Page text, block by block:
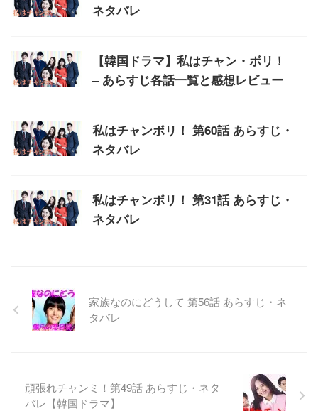
ネタバレ
【韓国ドラマ】私はチャン・ボリ！
– あらすじ各話一覧と感想レビュー
私はチャンボリ！ 第60話 あらすじ・
ネタバレ
私はチャンボリ！ 第31話 あらすじ・
ネタバレ
家族なのにどうして 第56話 あらすじ・ネ
タバレ
頑張れチャンミ！第49話 あらすじ・ネタ
バレ【韓国ドラマ】